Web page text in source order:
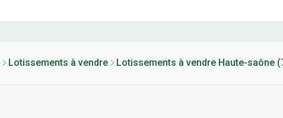
Lotissements à vendre Lotissements à vendre Haute-saône